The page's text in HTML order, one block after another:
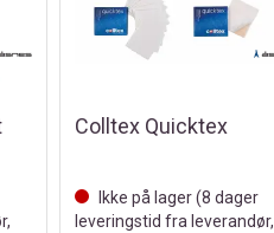
Colltex Quicktex
Ikke på lager (8 dager
leveringstid fra leverandør,